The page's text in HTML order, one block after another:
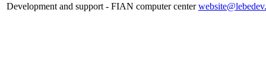
Development and support - FIAN computer center